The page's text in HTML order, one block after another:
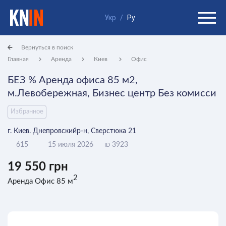
Укр / Ру
Главная Аренда Киев Офис
Вернуться в поиск
БЕЗ % Аренда офиса 85 м2,
м.Левобережная, Бизнес центр Без комисси
Избранное
г. Киев. Днепровскийр-н, Сверстюка 21
615
15 июля 2026 ID 3923
19 550 грн
Аренда Офис 85 м2